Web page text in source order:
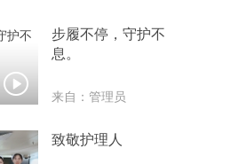

步履不停，守护不
息。
来自：管理员
致敬护理人